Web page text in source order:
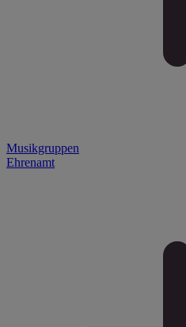
Musikgruppen
Ehrenamt